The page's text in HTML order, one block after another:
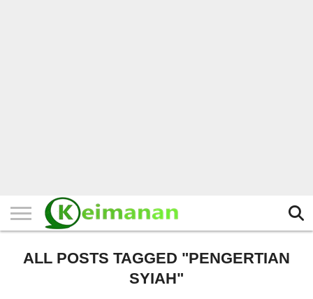
ALL POSTS TAGGED "PENGERTIAN
SYIAH"